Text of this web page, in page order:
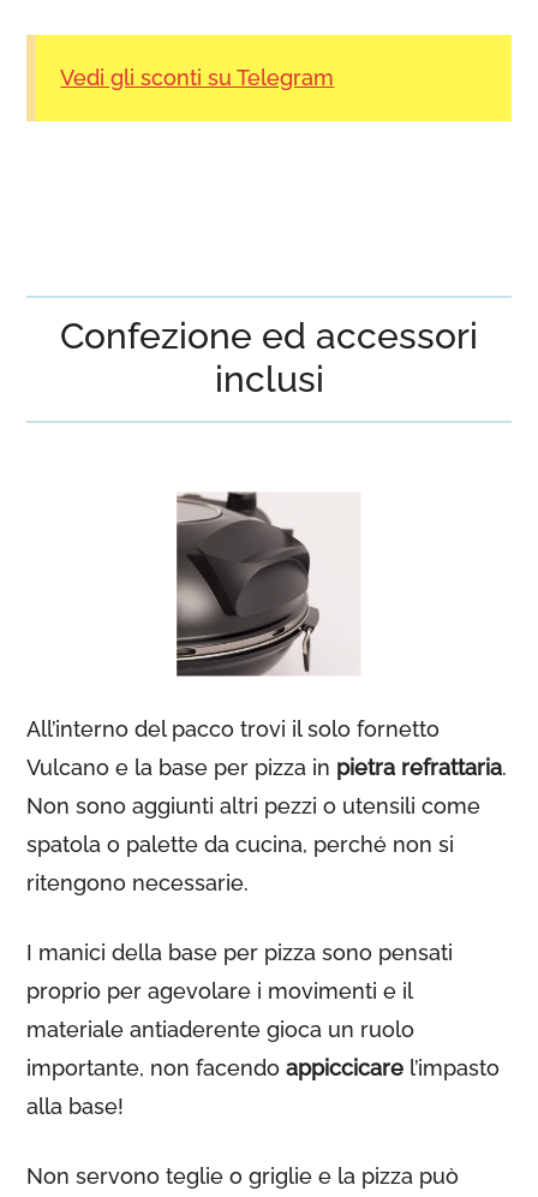
Vedi gli sconti su Telegram
Confezione ed accessori
inclusi
All’interno del pacco trovi il solo fornetto
Vulcano e la base per pizza in pietra refrattaria.
Non sono aggiunti altri pezzi o utensili come
spatola o palette da cucina, perché non si
ritengono necessarie.
I manici della base per pizza sono pensati
proprio per agevolare i movimenti e il
materiale antiaderente gioca un ruolo
importante, non facendoappiccicare l’impasto
alla base!
Non servono teglie o griglie e la pizza può